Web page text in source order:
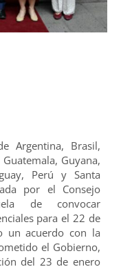
Argentina, Brasil,
Guyana,
Perú y Santa
por el Consejo
de convocar
para el 22 de
un acuerdo con la
el Gobierno,
del 23 de enero